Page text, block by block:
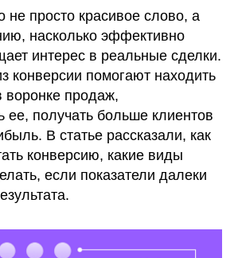
не просто красивое слово, а
насколько эффективно
интерес в реальные сделки.
конверсии помогают находить
воронке продаж,
ее, получать больше клиентов
В статье рассказали, как
конверсию, какие виды
если показатели далеки